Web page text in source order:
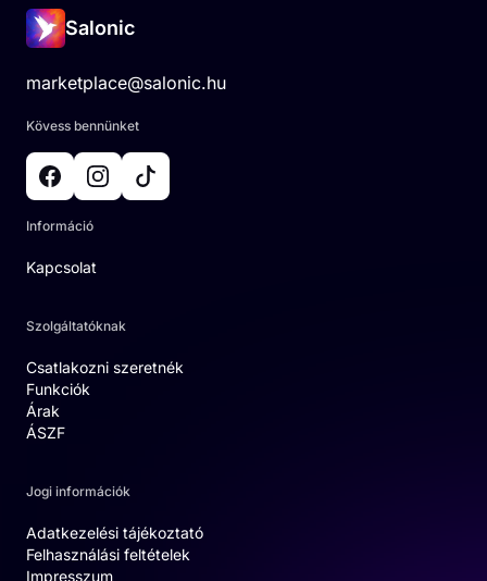
Salonic
marketplace@salonic.hu
Kövess bennünket
Információ
Kapcsolat
Szolgáltatóknak
Csatlakozni szeretnék
Funkciók
Árak
ÁSZF
Jogi információk
Adatkezelési tájékoztató
Felhasználási feltételek
Impresszum